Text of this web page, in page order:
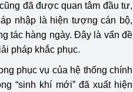
đã được quan tâm đầu tư,
nhập là hiện tượng cán bộ,
tác hàng ngày. Đây là vấn đề
pháp khắc phục.
phục vụ của hệ thống chính
“sinh khí mới” đã xuất hiện